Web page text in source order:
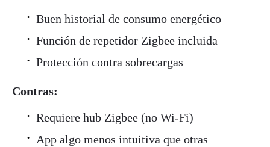
Buen historial de consumo energético
Función de repetidor Zigbee incluida
Protección contra sobrecargas
Contras:
Requiere hub Zigbee (no Wi-Fi)
App algo menos intuitiva que otras